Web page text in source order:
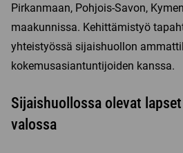
Pirkanmaan, Pohjois-Savon,
maakunnissa. Kehittämistyö
yhteistyössä sijaishuollon
kokemusasiantuntijoiden kanssa.
Sijaishuollossa olevat
valossa